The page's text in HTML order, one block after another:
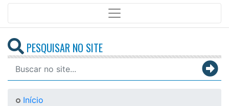
PESQUISAR NO SITE
Início